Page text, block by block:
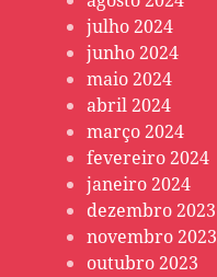
julho 2024
junho 2024
maio 2024
abril 2024
março 2024
fevereiro 2024
janeiro 2024
dezembro 2023
novembro 2023
outubro 2023